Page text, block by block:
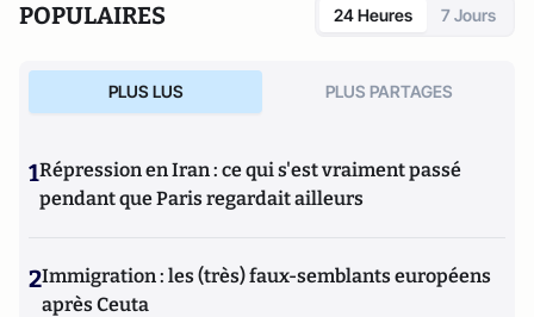
POPULAIRES 24 Heures 7 Jours
PLUS LUS PLUS PARTAGES
1Répression en Iran : ce qui s'est vraiment passé
pendant que Paris regardait ailleurs
2Immigration : les (très) faux-semblants européens
après Ceuta